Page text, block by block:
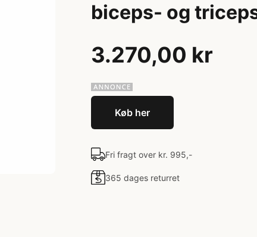
biceps- og
3.270,00 kr
Køb her
Fri fragt over kr. 995,-
365 dages returret